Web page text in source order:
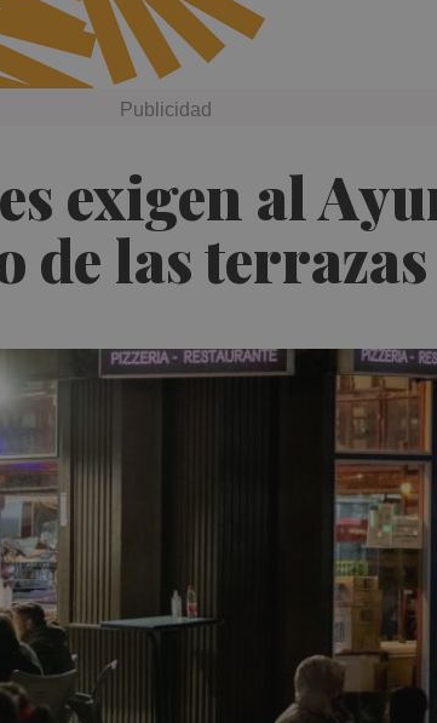
exigen al
de las terrazas